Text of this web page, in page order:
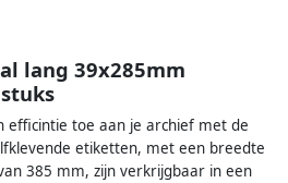
lang 39x285mm
efficintie toe aan je archief met de
etiketten, met een breedte
385 mm, zijn verkrijgbaar in een